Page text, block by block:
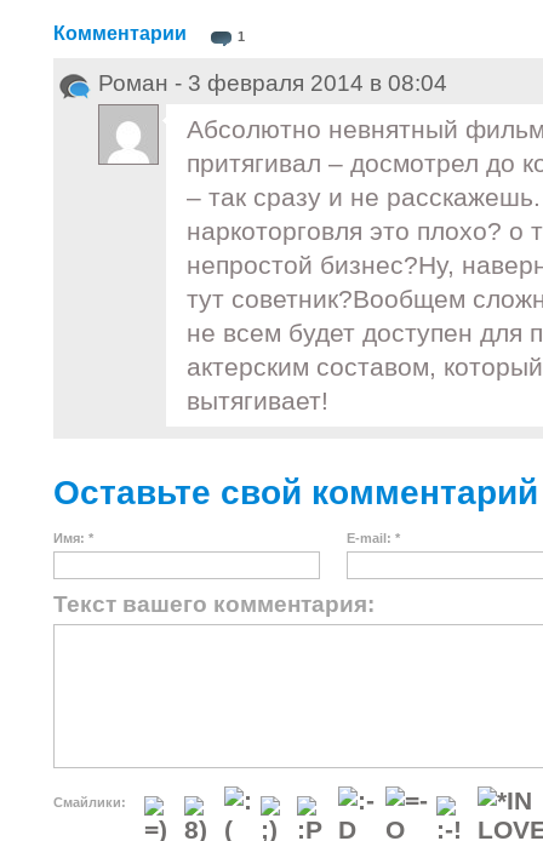
Комментарии 1
Роман - 3 февраля 2014 в 08:04
Абсолютно невнятный
притягивал – досмотрел до
– так сразу и не
наркоторговля это плохо? о
непростой бизнес?Ну,
тут советник?Вообщем
не всем будет доступен
актерским составом,
вытягивает!
Оставьте свой комментарий
Имя: * E-mail: *
Текст вашего комментария:
Смайлики: